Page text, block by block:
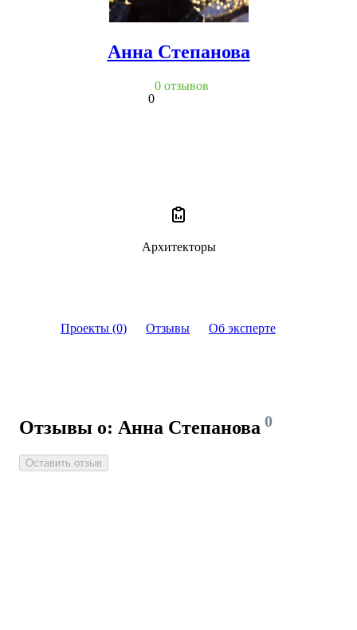
Проекты (0) Отзывы Об эксперте
Отзывы о: Анна Степанова 0
Оставить отзыв
Анна Степанова
0
0 отзывов
Архитекторы